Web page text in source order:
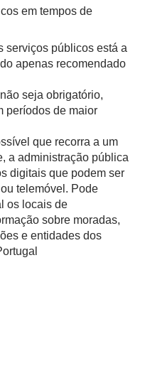
em tempos de
serviços públicos está a
apenas recomendado
seja obrigatório,
períodos de maior
que recorra a um
a administração pública
digitais que podem ser
telemóvel. Pode
os locais de
sobre moradas,
e entidades dos